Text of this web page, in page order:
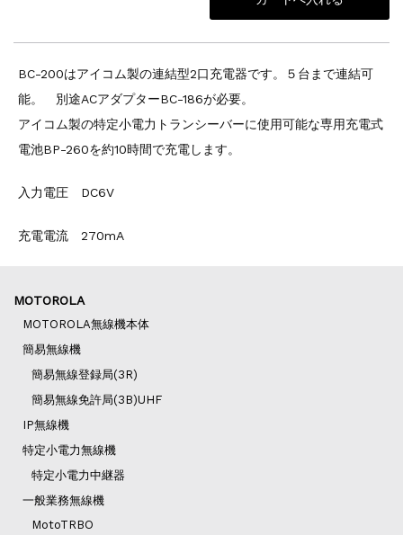
BC-200はアイコム製の連結型2口充電器です。５台まで連結可
能。 別途ACアダプターBC-186が必要。
アイコム製の特定小電力トランシーバーに使用可能な専用充電式
電池BP-260を約10時間で充電します。
入力電圧 DC6V
充電電流 270mA
MOTOROLA
MOTOROLA無線機本体
簡易無線機
簡易無線登録局(3R)
簡易無線免許局(3B)UHF
IP無線機
特定小電力無線機
特定小電力中継器
一般業務無線機
MotoTRBO